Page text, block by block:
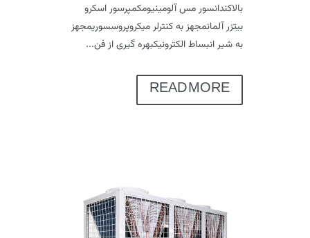
بالاکندانسور مس آلومینیومکمپرسور اسکرو
بیتزر آلمانمجهز به کنترلر میکروپروسسوریمجهز
به شیر انبساط الکترونیکبهره گیری از فن...
READ MORE